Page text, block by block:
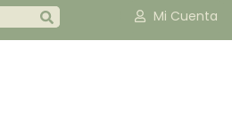
Mi Cuenta